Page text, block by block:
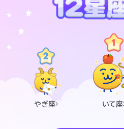
やぎ座 いて座